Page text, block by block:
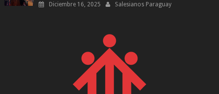
Diciembre 16, 2025 Salesianos Paraguay